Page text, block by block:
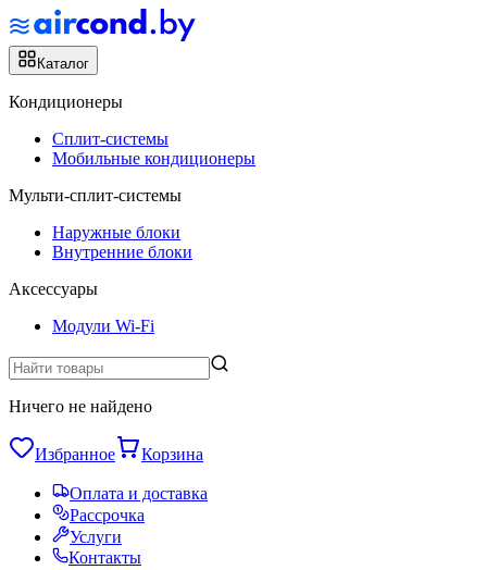
Каталог
Кондиционеры
Сплит-системы
Мобильные кондиционеры
Мульти-сплит-системы
Наружные блоки
Внутренние блоки
Аксессуары
Модули Wi-Fi
Ничего не найдено
Избранное Корзина
Оплата и доставка
Рассрочка
Услуги
Контакты